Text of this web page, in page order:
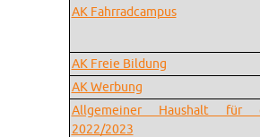
AK Fahrrad­cam­pus
AK Freie Bil­dung
AK Wer­bung
All­ge­meiner Haushalt für
2022/2023